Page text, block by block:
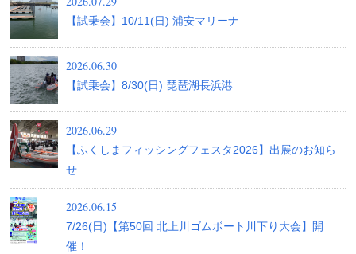
【試乗会】10/11(日) 浦安マリーナ
2026.06.30
【試乗会】8/30(日) 琵琶湖長浜港
2026.06.29
【ふくしまフィッシングフェスタ2026】出展のお知ら
せ
2026.06.15
7/26(日)【第50回 北上川ゴムボート川下り大会】開
催！